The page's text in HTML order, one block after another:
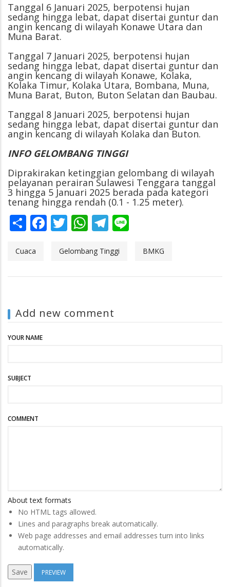
Tanggal 6 Januari 2025, berpotensi hujan
sedang hingga lebat, dapat disertai guntur dan
angin kencang di wilayah Konawe Utara dan
Muna Barat.
Tanggal 7 Januari 2025, berpotensi hujan
sedang hingga lebat, dapat disertai guntur dan
angin kencang di wilayah Konawe, Kolaka,
Kolaka Timur, Kolaka Utara, Bombana, Muna,
Muna Barat, Buton, Buton Selatan dan Baubau.
Tanggal 8 Januari 2025, berpotensi hujan
sedang hingga lebat, dapat disertai guntur dan
angin kencang di wilayah Kolaka dan Buton.
INFO GELOMBANG TINGGI
Diprakirakan ketinggian gelombang di wilayah
pelayanan perairan Sulawesi Tenggara tanggal
3 hingga 5 Januari 2025 berada pada kategori
tenang hingga rendah (0.1 - 1.25 meter).
ShareFacebook
Twitter
WhatsApp
Telegram
Cuaca Gelombang Tinggi BMKG
Add new comment
YOUR NAME
SUBJECT
COMMENT
About text formats
No HTML tags allowed.
Lines and paragraphs break automatically.
Web page addresses and email addresses turn into links
automatically.